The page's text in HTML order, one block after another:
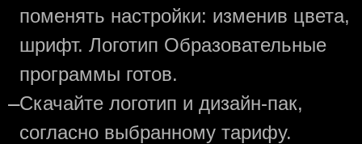
поменять настройки: изменив цвета,
шрифт. Логотип Образовательные
программы готов.
—Скачайте логотип и дизайн-пак,
согласно выбранному тарифу.